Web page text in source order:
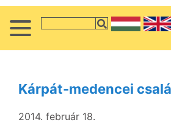
Kárpát-medencei
2014. február 18.